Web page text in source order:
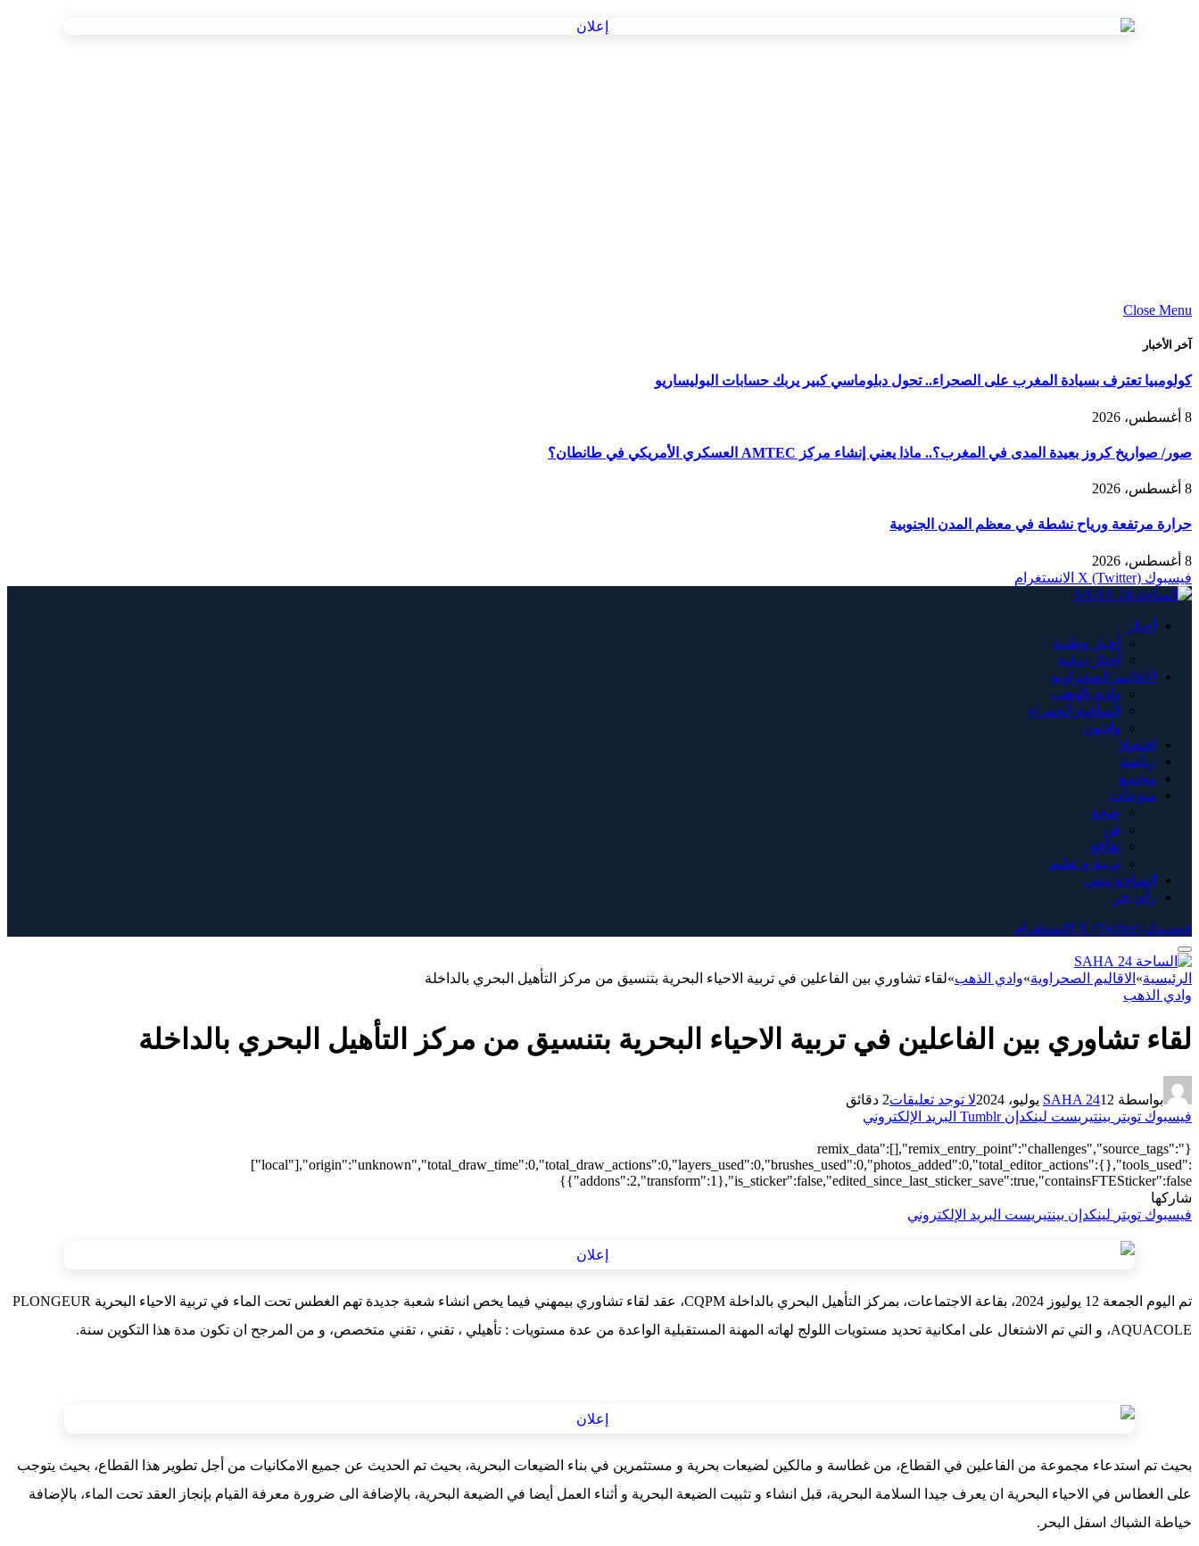
Close Menu
آخر الأخبار
كولومبيا تعترف بسيادة المغرب على الصحراء.. تحول دبلوماسي كبير يربك حسابات البوليساريو
8 أغسطس، 2026
صور/ صواريخ كروز بعيدة المدى في المغرب؟.. ماذا يعني إنشاء مركز AMTEC العسكري الأمريكي في طانطان؟
8 أغسطس، 2026
حرارة مرتفعة ورياح نشطة في معظم المدن الجنوبية
8 أغسطس، 2026
فيسبوك X (Twitter) الانستغرام
أخبار
أخبار وطنية
أخبار دولية
الاقاليم الصحراوية
وادي الذهب
الساقية الحمراء
وادنون
اقتصاد
رياضة
مجتمع
منوعات
صحة
فن
ثقافة
تربية و تعليم
الساحة تيفي
رأي حر
فيسبوك X (Twitter) الانستغرام
الرئيسية» الاقاليم الصحراوية»وادي الذهب»لقاء تشاوري بين الفاعلين في تربية الاحياء البحرية بتنسيق من مركز التأهيل البحري بالداخلة
وادي الذهب
لقاء تشاوري بين الفاعلين في تربية الاحياء البحرية بتنسيق من مركز التأهيل البحري بالداخلة
بواسطة SAHA 2412 يوليو، 2024 لا توجد تعليقات2 دقائق
فيسبوك تويتر بينتيريست لينكدإن Tumblr البريد الإلكتروني
{"remix_data":[],"remix_entry_point":"challenges","source_tags":
["local"],"origin":"unknown","total_draw_time":0,"total_draw_actions":0,"layers_used":0,"brushes_used":0,"photos_added":0,"total_editor_actions":{},"tools_used":
{"addons":2,"transform":1},"is_sticker":false,"edited_since_last_sticker_save":true,"containsFTESticker":false}
شاركها
فيسبوك تويتر لينكدإن بينتيريست البريد الإلكتروني
تم اليوم الجمعة 12 يوليوز 2024، بقاعة الاجتماعات، بمركز التأهيل البحري بالداخلة CQPM، عقد لقاء تشاوري بيمهني فيما يخص انشاء شعبة جديدة تهم الغطس تحت الماء في تربية الاحياء البحرية PLONGEUR
AQUACOLE، و التي تم الاشتغال على امكانية تحديد مستويات اللولج لهاته المهنة المستقبلية الواعدة من عدة مستويات : تأهيلي ، تقني ، تقني متخصص، و من المرجح ان تكون مدة هذا التكوين سنة.
بحيث تم استدعاء مجموعة من الفاعلين في القطاع، من غطاسة و مالكين لضيعات بحرية و مستثمرين في بناء الضيعات البحرية، بحيث تم الحديث عن جميع الامكانيات من أجل تطوير هذا القطاع، بحيث يتوجب
على الغطاس في الاحياء البحرية ان يعرف جيدا السلامة البحرية، قبل انشاء و تثبيت الضيعة البحرية و أثناء العمل أيضا في الضيعة البحرية، بالإضافة الى ضرورة معرفة القيام بإنجاز العقد تحت الماء، بالإضافة
خياطة الشباك اسفل البحر.